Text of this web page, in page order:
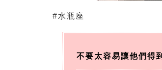
#水瓶座
不要太容易讓他們得